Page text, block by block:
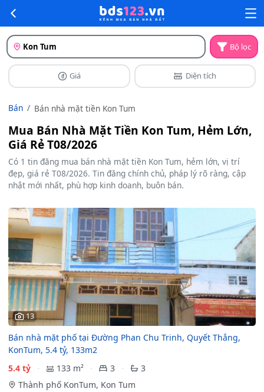
Kon Tum Bộ lọc
Giá Diện tích
Bán Bán nhà mặt tiền Kon Tum
Mua Bán Nhà Mặt Tiền Kon Tum, Hẻm Lớn,
Giá Rẻ T08/2026
Có 1 tin đăng mua bán nhà mặt tiền Kon Tum, hẻm lớn, vị trí
đẹp, giá rẻ T08/2026. Tin đăng chính chủ, pháp lý rõ ràng, cập
nhật mới nhất, phù hợp kinh doanh, buôn bán.
13
Bán nhà mặt phố tại Đường Phan Chu Trinh, Quyết Thắng,
KonTum, 5.4 tỷ, 133m2
5.4 tỷ
133 m² 3
3
Thành phố KonTum, Kon Tum